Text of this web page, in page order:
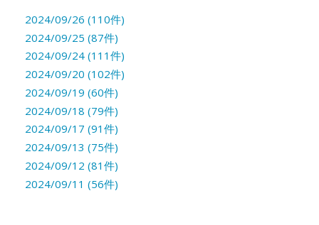
2024/09/26 (110件)
2024/09/25 (87件)
2024/09/24 (111件)
2024/09/20 (102件)
2024/09/19 (60件)
2024/09/18 (79件)
2024/09/17 (91件)
2024/09/13 (75件)
2024/09/12 (81件)
2024/09/11 (56件)